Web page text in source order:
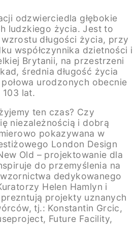
odzwierciedla głębokie
ludzkiego życia. Jest to
długości życia, przy
współczynnika dzietności i
Brytanii, na przestrzeni
średnia długość życia
urodzonych obecnie
lat.
ten czas? Czy
niezależnością i dobrą
pokazywana w
London Design
Old – projektowanie dla
do przemyślenia na
dedykowanego
Helen Hamlyn i
projekty uznanych
tj.: Konstantin Grcic,
Future Facility,